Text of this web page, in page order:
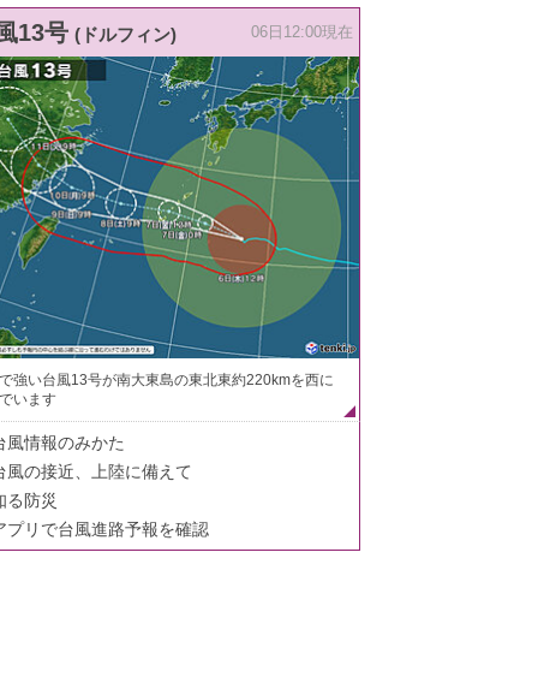
13号 (ドルフィン) 06日12:00現在
強い台風13号が南大東島の東北東約220kmを西に
います
風情報のみかた
風の接近、上陸に備えて
る防災
プリで台風進路予報を確認